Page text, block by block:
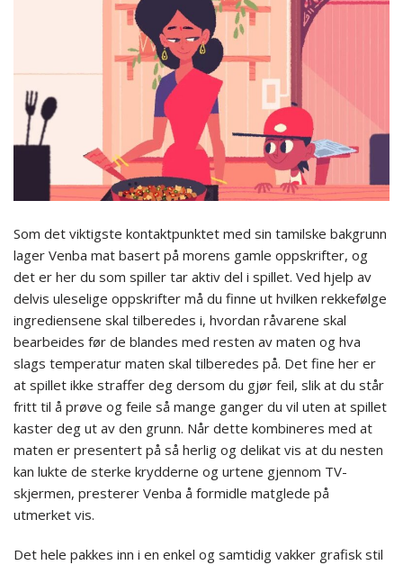
Som det viktigste kontaktpunktet med sin tamilske bakgrunn
lager Venba mat basert på morens gamle oppskrifter, og
det er her du som spiller tar aktiv del i spillet. Ved hjelp av
delvis uleselige oppskrifter må du finne ut hvilken rekkefølge
ingrediensene skal tilberedes i, hvordan råvarene skal
bearbeides før de blandes med resten av maten og hva
slags temperatur maten skal tilberedes på. Det fine her er
at spillet ikke straffer deg dersom du gjør feil, slik at du står
fritt til å prøve og feile så mange ganger du vil uten at spillet
kaster deg ut av den grunn. Når dette kombineres med at
maten er presentert på så herlig og delikat vis at du nesten
kan lukte de sterke krydderne og urtene gjennom TV-
skjermen, presterer Venba å formidle matglede på
utmerket vis.
Det hele pakkes inn i en enkel og samtidig vakker grafisk stil